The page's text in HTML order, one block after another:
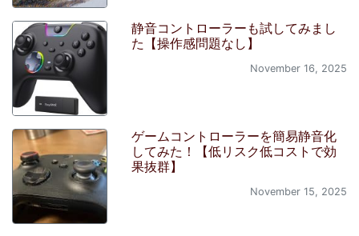
静音コントローラーも試してみまし
た【操作感問題なし】
November 16, 2025
ゲームコントローラーを簡易静音化
してみた！【低リスク低コストで効
果抜群】
November 15, 2025